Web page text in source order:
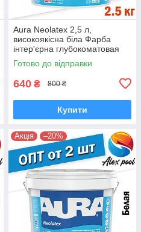
Aura Neolatex 2,5 л,
високоякісна біла Фарба
інтер'єрна глубокоматовая
водно-дисперсійна
Готово до відправки
640 ₴ 800 ₴
Купити
Акція –20%